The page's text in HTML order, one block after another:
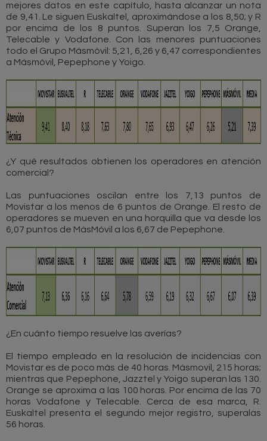
mejores datos en este capítulo, hasta alcanzar un nota
de 9,41. Le siguen Euskaltel, aproximándose a los 8,50; y R
por encima de los 8 puntos. Superan los 7,5 Orange,
Telecable y Vodafone. Con las menores puntuaciones
todo el Grupo Másmóvil: 5,21, 6,26 y 6,47 correspondientes
a Másmóvil, Pepephone y Yoigo.
¿Y qué resultados obtienen los operadores en atención
comercial?
Las puntuaciones oscilan entre los 7,13 puntos de
Movistar a los menos de 6 puntos de Orange. El resto de
operadores se mueven en una horquilla que va desde los
6,07 puntos de MásMóvil a los 6,67 de Pepephone.
¿En cuánto tiempo resuelve las averías?
El tiempo empleado en la resolución de incidencias con
Movistar es de poco más de 40 horas. Másmovil, 215 horas;
mientras que Pepephone, Jazztel y Yoigo superan las 130.
Orange se aproxima a las 100 horas. Por encima de las 70
horas Vodafone y Telecable. Cerca de esa marca, R.
Euskaltel presenta el segundo mejor registro, superalas
56 horas.